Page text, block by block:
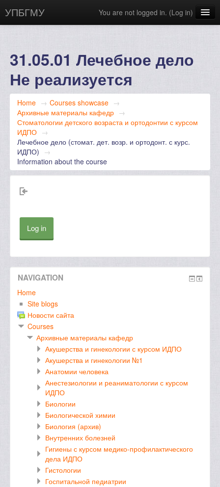
УПБГМУ You are not logged in. (Log in)
31.05.01 Лечебное дело
Не реализуется
Home → Courses showcase →
Архивные материалы кафедр →
Стоматологии детского возраста и ортодонтии с курсом
ИДПО →
Лечебное дело (стомат. дет. возр. и ортодонт. с курс.
ИДПО) →
Information about the course
Log in
NAVIGATION
Home
Site blogs
Новости сайта
Courses
Архивные материалы кафедр
Акушерства и гинекологии с курсом ИДПО
Акушерства и гинекологии №1
Анатомии человека
Анестезиологии и реаниматологии с курсом
ИДПО
Биологии
Биологической химии
Биология (архив)
Внутренних болезней
Гигиены с курсом медико-профилактического
дела ИДПО
Гистологии
Госпитальной педиатрии